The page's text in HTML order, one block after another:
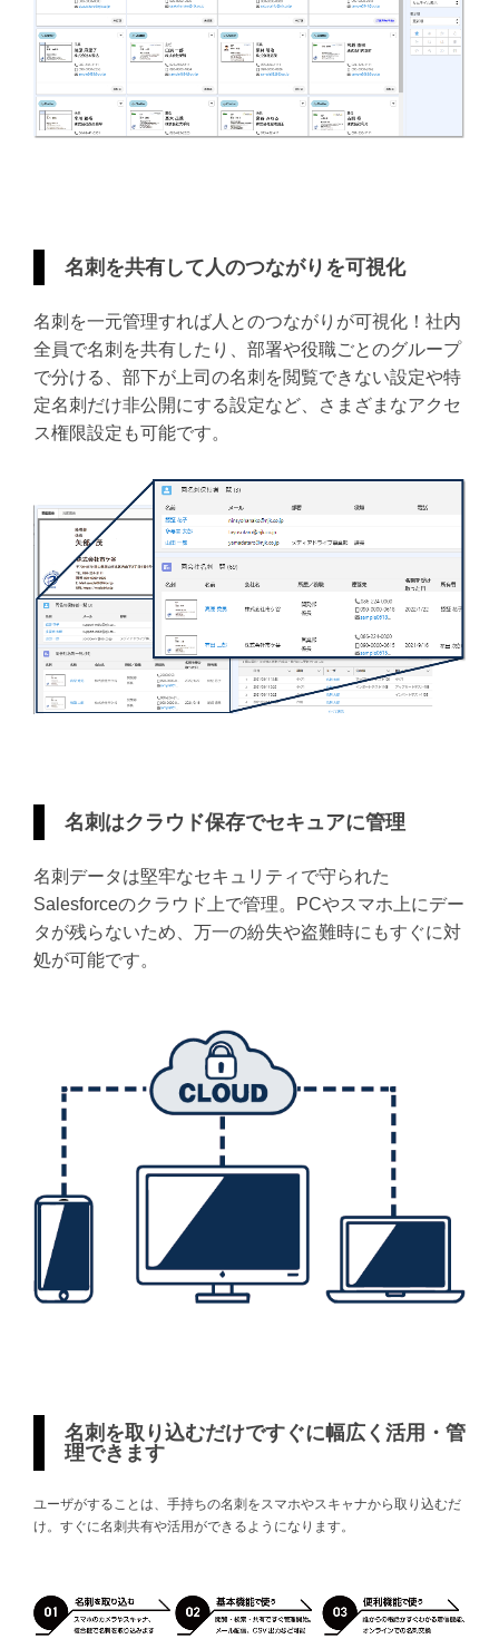
名刺を共有して人のつながりを可視化
名刺を一元管理すれば人とのつながりが可視化！社内
全員で名刺を共有したり、部署や役職ごとのグループ
で分ける、部下が上司の名刺を閲覧できない設定や特
定名刺だけ非公開にする設定など、さまざまなアクセ
ス権限設定も可能です。
名刺はクラウド保存でセキュアに管理
名刺データは堅牢なセキュリティで守られた
Salesforceのクラウド上で管理。PCやスマホ上にデー
タが残らないため、万一の紛失や盗難時にもすぐに対
処が可能です。
名刺を取り込むだけですぐに幅広く活用・管
理できます
ユーザがすることは、手持ちの名刺をスマホやスキャナから取り込むだ
け。すぐに名刺共有や活用ができるようになります。